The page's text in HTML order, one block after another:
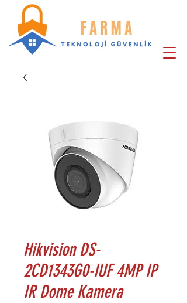
Hikvision DS-
2CD1343G0-IUF 4MP IP
IR Dome Kamera